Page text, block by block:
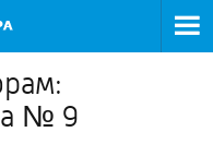
№ 9